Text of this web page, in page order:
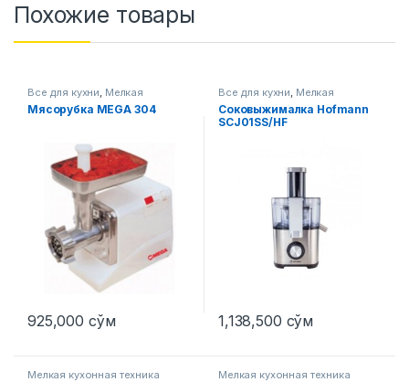
Похожие товары
Все для кухни, Мелкая
кухонная техника
Мясорубка MEGA 304
925,000 сўм
Все для кухни, Мелкая
кухонная техника
Соковыжималка Hofmann
SCJ01SS/HF
1,138,500 сўм
Мелкая кухонная техника Мелкая кухонная техника